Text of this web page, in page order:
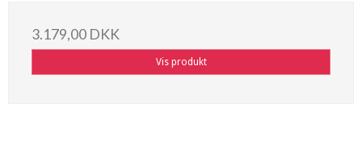
3.179,00 DKK
Vis produkt